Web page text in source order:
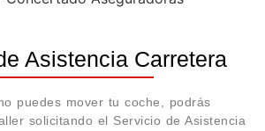
Asistencia Carretera
puedes mover tu coche, podrás
solicitando el Servicio de Asistencia